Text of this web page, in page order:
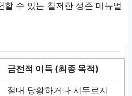
할 수 있는 철저한 생존 매뉴얼
금전적 이득 (최종 목적)
절대 당황하거나 서두르지